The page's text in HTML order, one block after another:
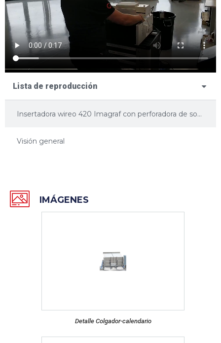
Lista de reproducción
Insertadora wireo 420 Imagraf con perforadora de sobremesa
Visión general
IMÁGENES
Detalle Colgador-calendario